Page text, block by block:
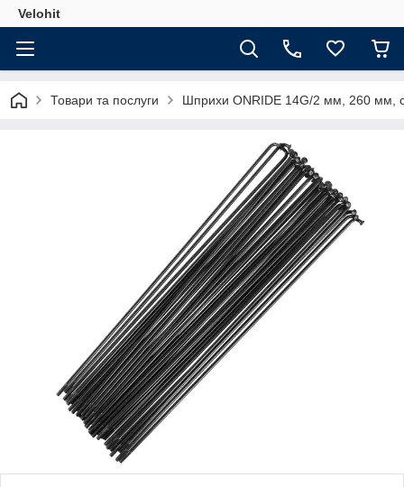
Velohit
Товари та послуги Шприхи ONRIDE 14G/2 мм, 260 мм,